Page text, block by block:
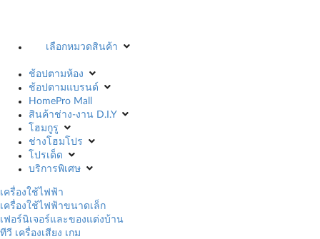
เลือกหมวดสินค้า
ช้อปตามห้อง
ช้อปตามแบรนด์
HomePro Mall
สินค้าช่าง-งาน D.I.Y
โฮมกูรู
ช่างโฮมโปร
โปรเด็ด
บริการพิเศษ
เครื่องใช้ไฟฟ้า
เครื่องใช้ไฟฟ้าขนาดเล็ก
เฟอร์นิเจอร์และของแต่งบ้าน
ทีวี เครื่องเสียง เกม